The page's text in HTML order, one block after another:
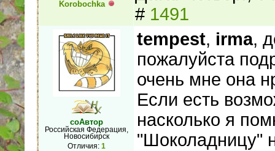
Korobochka
# 1491
соАвтор
Российская Федерация,
Новосибирск
Отличия: 1
tempest, irma,
пожалуйста
очень мне она
Если есть
насколько я
"Шоколадницу"